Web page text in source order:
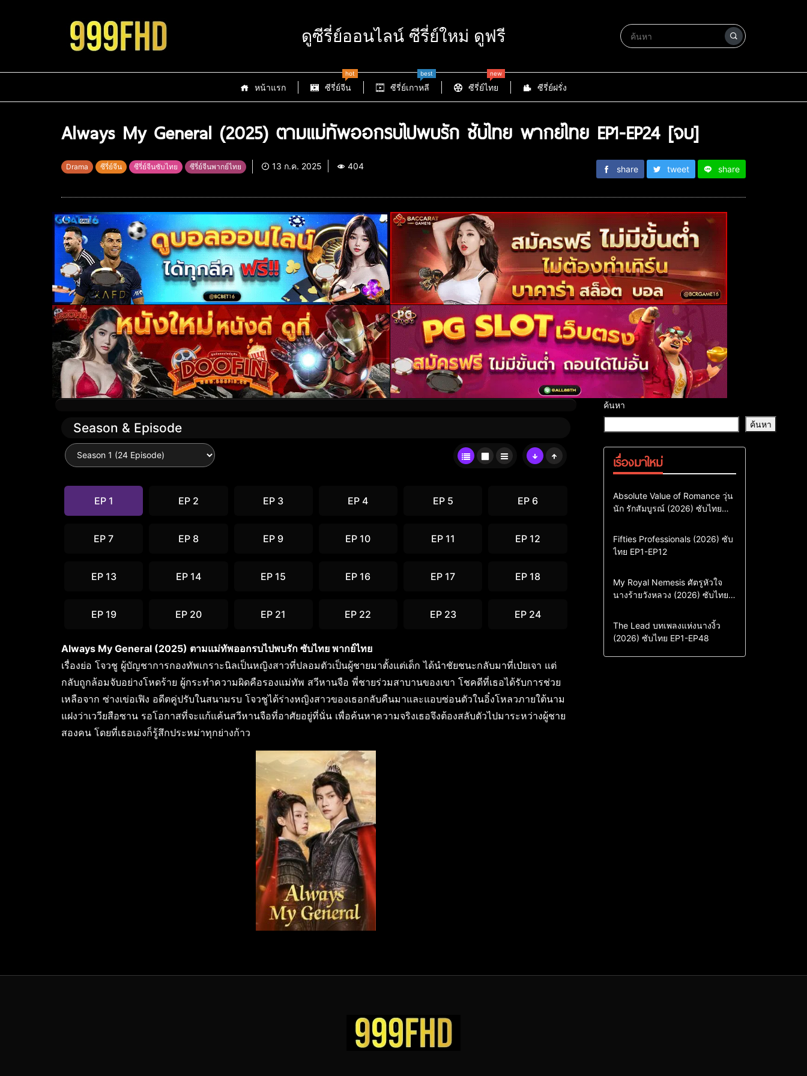
ดูซีรี่ย์ออนไลน์ ซีรี่ย์ใหม่ ดูฟรี
หน้าแรก ซีรี่ย์จีน
hot
ซีรี่ย์เกาหลี
best
ซีรี่ย์ไทย
new
ซีรี่ย์ฝรั่ง
Always My General (2025) ตามแม่ทัพออกรบไปพบรัก ซับไทย พากย์ไทย EP1-EP24 [จบ]
Drama ซีรี่ย์จีน ซีรี่ย์จีนซับไทย ซีรี่ย์จีนพากย์ไทย 13 ก.ค. 2025 404 share tweet share
Season & Episode
EP 1 EP 2 EP 3 EP 4 EP 5 EP 6
EP 7 EP 8 EP 9 EP 10 EP 11 EP 12
EP 13 EP 14 EP 15 EP 16 EP 17 EP 18
EP 19 EP 20 EP 21 EP 22 EP 23 EP 24
Always My General (2025) ตามแม่ทัพออกรบไปพบรัก ซับไทย พากย์ไทย
เรื่องย่อ โจวชู ผู้บัญชาการกองทัพเกราะนิลเป็นหญิงสาวที่ปลอมตัวเป็นผู้ชายมาตั้งแต่เด็ก ได้นำชัยชนะกลับมาที่เป่ยเจา แต่
กลับถูกล้อมจับอย่างโหดร้าย ผู้กระทำความผิดคือรองแม่ทัพ สวีหานจือ พี่ชายร่วมสาบานของเขา โชคดีที่เธอได้รับการช่วย
เหลือจาก ซ่างเข่อเฟิง อดีตคู่ปรับในสนามรบ โจวชูได้ร่างหญิงสาวของเธอกลับคืนมาและแอบซ่อนตัวในอิ๋งโหลวภายใต้นาม
แฝงว่าเววียสือซาน รอโอกาสที่จะแก้แค้นสวีหานจือที่อาศัยอยู่ที่นั่น เพื่อค้นหาความจริงเธอจึงต้องสลับตัวไปมาระหว่างผู้ชาย
สองคน โดยที่เธอเองก็รู้สึกประหม่าทุกย่างก้าว
ค้นหา
ค้นหา
เรื่องมาใหม่
Comedy Drama
ซีรี่ย์เกาหลี
ซีรี่ย์เกาหลีซับไทย
Absolute Value of Romance วุ่น
นัก รักสัมบูรณ์ (2026) ซับไทย
Action & Adventure
Comedy
Drama
ซีรี่ย์เกาหลี
Fifties Professionals (2026) ซับ
ไทย EP1-EP12
Comedy
Drama
Sci-Fi & Fantasy
ซีรี่ย์เกาหลี
My Royal Nemesis ศัตรูหัวใจ
นางร้ายวังหลวง (2026) ซับไทย
Drama
ซีรี่ย์จีน
ซีรี่ย์จีนซับไทย
The Lead บทเพลงแห่งนางงิ้ว
(2026) ซับไทย EP1-EP48